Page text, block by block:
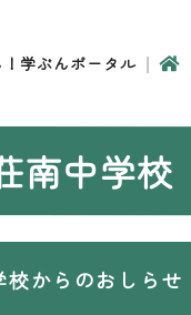
学ぶんポータル
南中学校
校からのおしらせ